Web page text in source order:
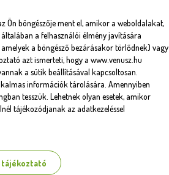
Ön böngészője ment el, amikor a weboldalakat,
a felhasználói élmény javítására
a böngésző bezárásakor törlődnek) vagy
azt ismerteti, hogy a www.venusz.hu
a sütik beállításával kapcsoltosan.
információk tárolására. Amennyiben
tesszük. Lehetnek olyan esetek, amikor
tájékozódjanak az adatkezeléssel
tájékoztató